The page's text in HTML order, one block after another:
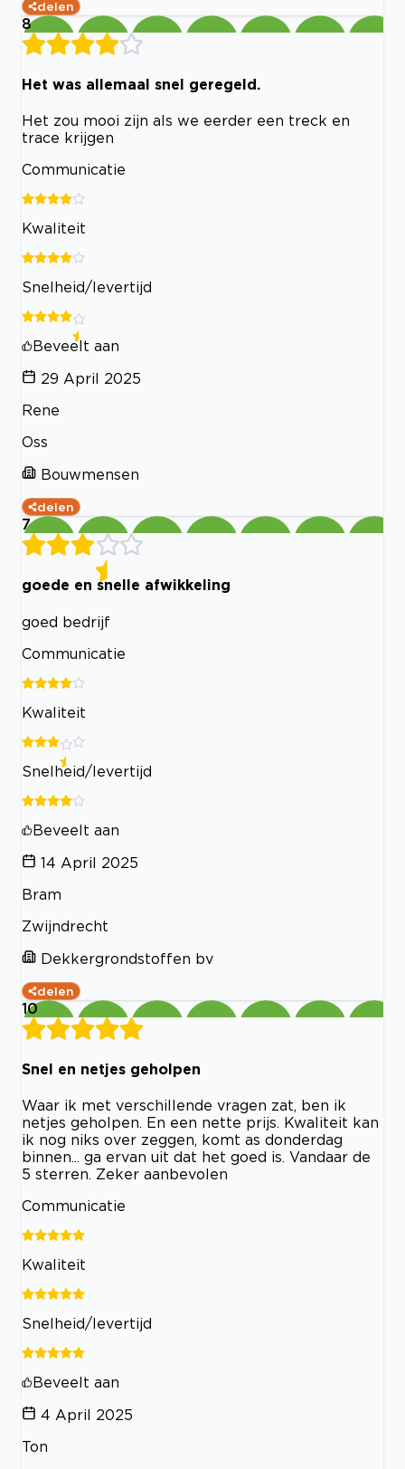
delen
8
Het was allemaal snel geregeld.
Het zou mooi zijn als we eerder een treck en
trace krijgen
Communicatie
Kwaliteit
Snelheid/levertijd
Beveelt aan
29 April 2025
Rene
Oss
Bouwmensen
delen
7
goede en snelle afwikkeling
goed bedrijf
Communicatie
Kwaliteit
Snelheid/levertijd
Beveelt aan
14 April 2025
Bram
Zwijndrecht
Dekkergrondstoffen bv
delen
10
Snel en netjes geholpen
Waar ik met verschillende vragen zat, ben ik
netjes geholpen. En een nette prijs. Kwaliteit kan
ik nog niks over zeggen, komt as donderdag
binnen... ga ervan uit dat het goed is. Vandaar de
5 sterren. Zeker aanbevolen
Communicatie
Kwaliteit
Snelheid/levertijd
Beveelt aan
4 April 2025
Ton